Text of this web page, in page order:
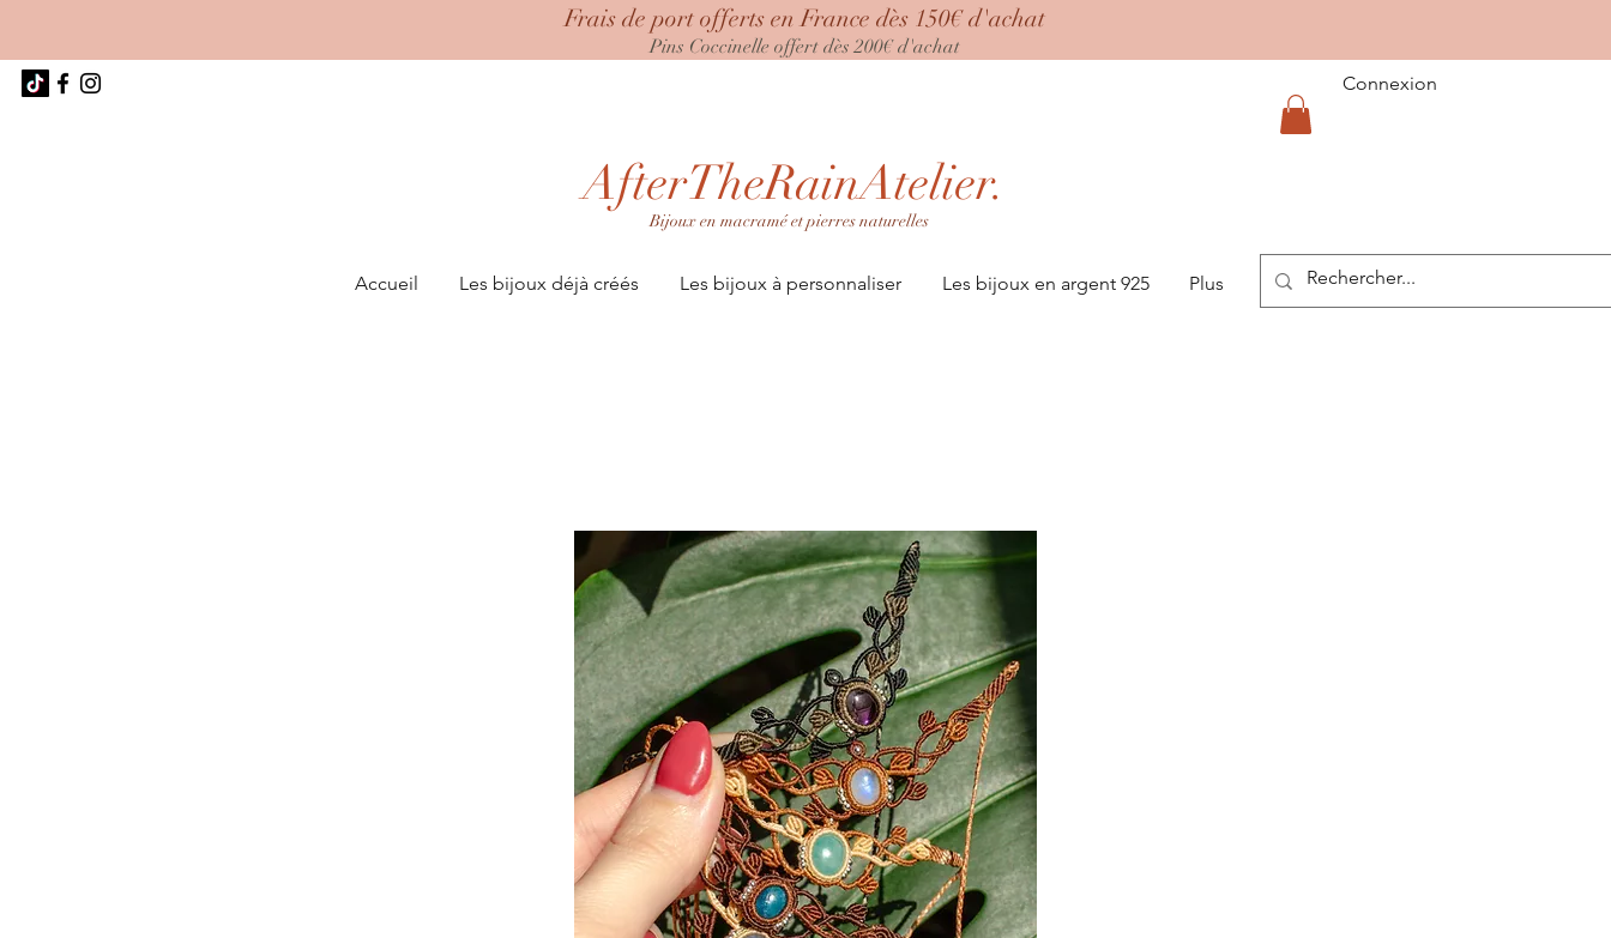
Connexion
Frais de port offerts en France dès 150€ d'achat
Pins Coccinelle offert dès 200€ d'achat
AfterTheRainAtelier.
Bijoux en macramé et pierres naturelles
Accueil Les bijoux déjà créés Les bijoux à personnaliser Les bijoux en argent 925 Plus